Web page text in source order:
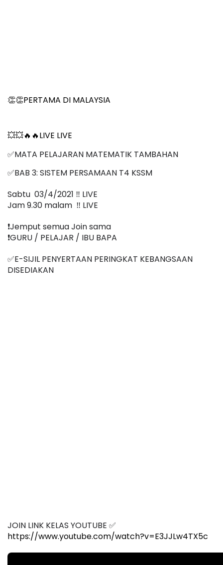
👏👏PERTAMA DI MALAYSIA
💥💥🔥🔥LIVE LIVE
✅MATA PELAJARAN MATEMATIK TAMBAHAN
✅BAB 3: SISTEM PERSAMAAN T4 KSSM
Sabtu  03/4/2021 ‼️ LIVE
Jam 9.30 malam  ‼️ LIVE
❗️Jemput semua Join sama
❗️GURU / PELAJAR / IBU BAPA
✅E-SIJIL PENYERTAAN PERINGKAT KEBANGSAAN
DISEDIAKAN
JOIN LINK KELAS YOUTUBE ✅
https://www.youtube.com/watch?v=E3JJLw4TX5c